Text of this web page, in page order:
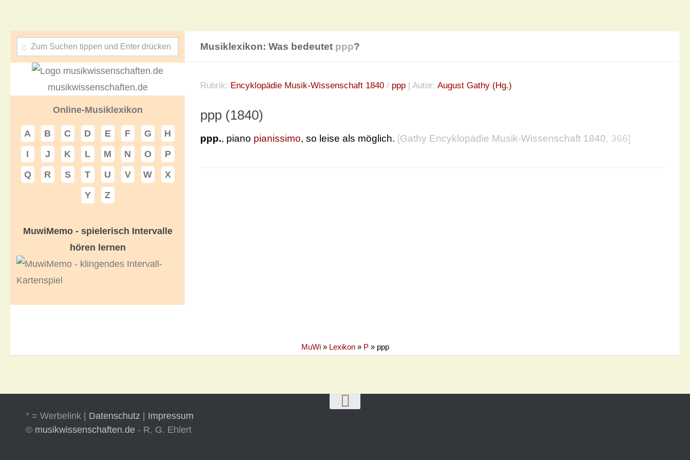
Musiklexikon: Was bedeutet ppp?
Rubrik: Encyklopädie Musik-Wissenschaft 1840 / ppp | Autor: August Gathy (Hg.)
ppp (1840)
ppp., piano pianissimo, so leise als möglich. [Gathy Encyklopädie Musik-Wissenschaft 1840, 366]
musikwissenschaften.de
Online-Musiklexikon
A B C D E F G
H
I
J K L M N O
P
Q
R S T U V W
X
Y
Z
MuwiMemo - spielerisch Intervalle
hören lernen
MuWi» Lexikon» P» ppp
° = Werbelink | Datenschutz
Impressum
© musikwissenschaften.de - R. G. Ehlert